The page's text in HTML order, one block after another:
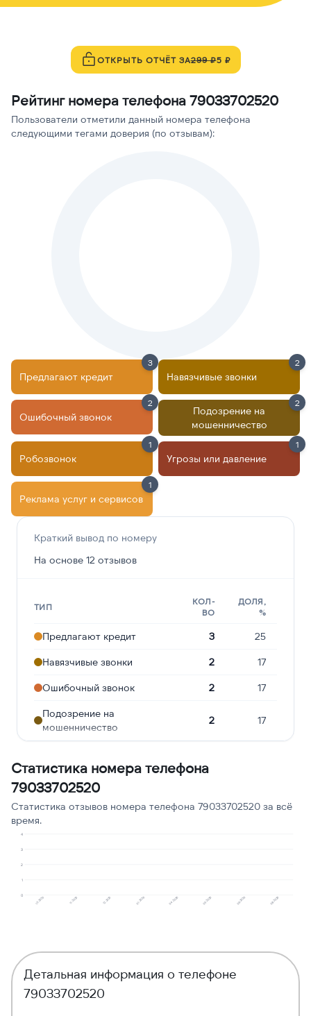
ОТКРЫТЬ ОТЧЁТ ЗА299 ₽5 ₽
Рейтинг номера телефона 79033702520
Пользователи отметили данный номера телефона
следующими тегами доверия (по отзывам):
Предлагают кредит
3
Навязчивые звонки
2
Ошибочный звонок
2
Подозрение на
мошенничество
2
Робозвонок
1
Угрозы или давление
1
Реклама услуг и сервисов
1
Краткий вывод по номеру
На основе 12 отзывов
ТИП
КОЛ-
ВО
ДОЛЯ,
%
Предлагают кредит 3 25
Навязчивые звонки 2 17
Ошибочный звонок 2 17
Подозрение на
мошенничество
2 17
Угрозы или давление
Реклама услуг и сервисов 1 8
Статистика номера телефона
79033702520
Статистика отзывов номера телефона 79033702520 за всё
время.
0
1
2
3
4
10.2025 11.2025 12.2025 01.2026 04.2026 05.2026 06.2026 08.2026
Детальная информация о телефоне
79033702520